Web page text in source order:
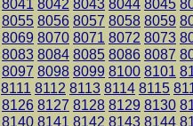
8041 8042 8043 8044 8045
8055 8056 8057 8058 8059
8069 8070 8071 8072 8073
8083 8084 8085 8086 8087
8097 8098 8099 8100 8101
8111 8112 8113 8114 8115
8126 8127 8128 8129 8130
8140 8141 8142 8143 8144